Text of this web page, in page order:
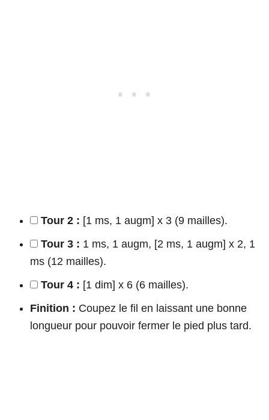
Tour 2 : [1 ms, 1 augm] x 3 (9 mailles).
Tour 3 : 1 ms, 1 augm, [2 ms, 1 augm] x 2, 1
ms (12 mailles).
Tour 4 : [1 dim] x 6 (6 mailles).
Finition : Coupez le fil en laissant une bonne
longueur pour pouvoir fermer le pied plus tard.